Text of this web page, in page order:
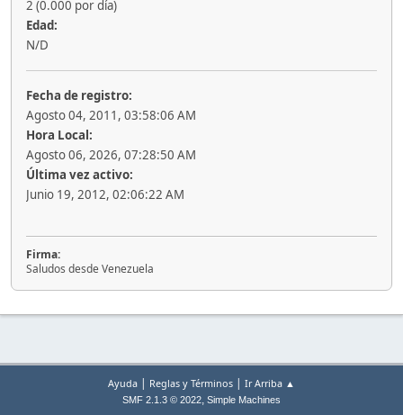
2 (0.000 por día)
Edad:
N/D
Fecha de registro:
Agosto 04, 2011, 03:58:06 AM
Hora Local:
Agosto 06, 2026, 07:28:50 AM
Última vez activo:
Junio 19, 2012, 02:06:22 AM
Firma:
Saludos desde Venezuela
Ayuda | Reglas y Términos | Ir Arriba ▲
SMF 2.1.3 © 2022, Simple Machines